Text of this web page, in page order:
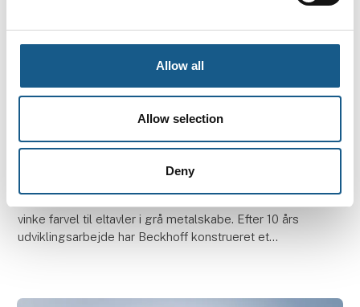
Allow all
Allow selection
Deny
4. oktober 2022
Beckhoff sender eltavlen på pension
vinke farvel til eltavler i grå metalskabe. Efter 10 års
udviklingsarbejde har Beckhoff konstrueret et